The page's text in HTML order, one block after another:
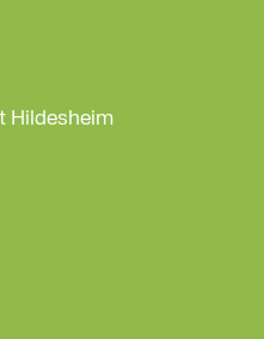
Hildesheim